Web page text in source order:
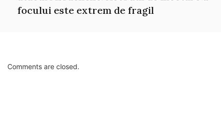
focului este extrem de fragil
Comments are closed.